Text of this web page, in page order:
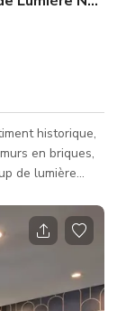
historique,
en briques,
de lumière
century
et de galerie
MTV,
n’en nommer